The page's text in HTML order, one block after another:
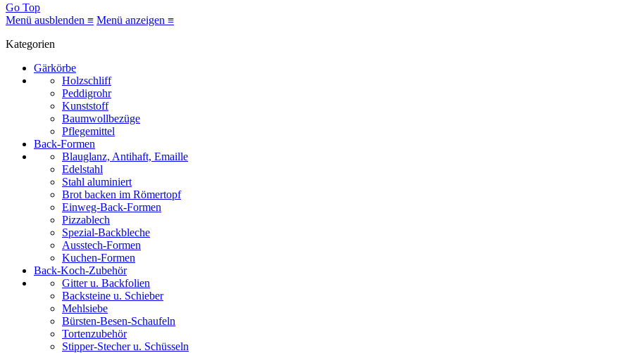
Go Top
Menü ausblenden ≡ Menü anzeigen ≡
Kategorien
Gärkörbe
Holzschliff
Peddigrohr
Kunststoff
Baumwollbezüge
Pflegemittel
Back-Formen
Blauglanz, Antihaft, Emaille
Edelstahl
Stahl aluminiert
Brot backen im Römertopf
Einweg-Back-Formen
Pizzablech
Spezial-Backbleche
Ausstech-Formen
Kuchen-Formen
Back-Koch-Zubehör
Gitter u. Backfolien
Backsteine u. Schieber
Mehlsiebe
Bürsten-Besen-Schaufeln
Tortenzubehör
Stipper-Stecher u. Schüsseln